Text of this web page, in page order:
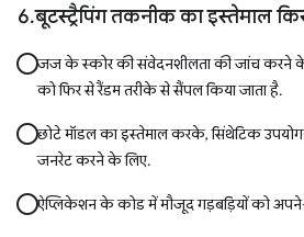
बूटस्ट्रैपिंग तकनीक का इस्तेमाल
जज के स्कोर की संवेदनशीलता की जांच करने
को फिर से रैंडम तरीके से सैंपल किया जाता है.
छोटे मॉडल का इस्तेमाल करके, सिंथेटिक
जनरेट करने के लिए.
ऐप्लिकेशन के कोड में मौजूद गड़बड़ियों को